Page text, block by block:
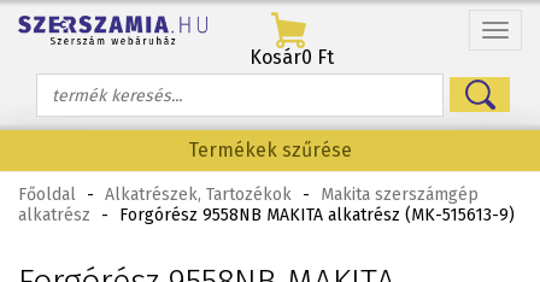
Menü
Kosár0 Ft
Termékek szűrése
Főoldal - Alkatrészek, Tartozékok -
Makita szerszámgép
alkatrész
- Forgórész 9558NB MAKITA alkatrész (MK-515613-9)